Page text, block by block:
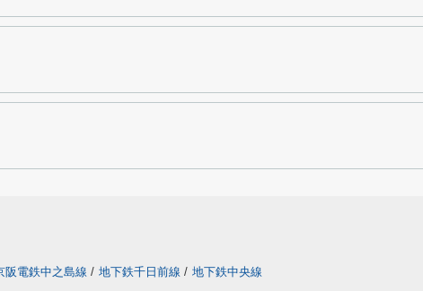
阪電鉄中之島線 / 地下鉄千日前線 / 地下鉄中央線